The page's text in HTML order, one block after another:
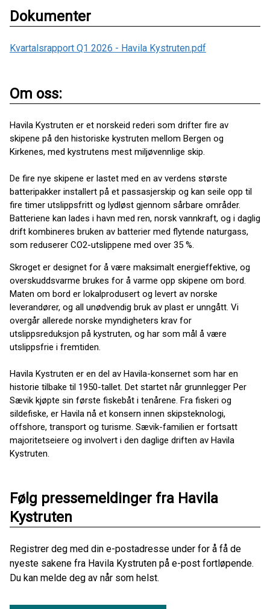
Dokumenter
Kvartalsrapport Q1 2026 - Havila Kystruten.pdf
Om oss:
Havila Kystruten er et norskeid rederi som drifter fire av
skipene på den historiske kystruten mellom Bergen og
Kirkenes, med kystrutens mest miljøvennlige skip.
De fire nye skipene er lastet med en av verdens største
batteripakker installert på et passasjerskip og kan seile opp til
fire timer utslippsfritt og lydløst gjennom sårbare områder.
Batteriene kan lades i havn med ren, norsk vannkraft, og i daglig
drift kombineres bruken av batterier med flytende naturgass,
som reduserer CO2-utslippene med over 35 %.
Skroget er designet for å være maksimalt energieffektive, og
overskuddsvarme brukes for å varme opp skipene om bord.
Maten om bord er lokalprodusert og levert av norske
leverandører, og all unødvendig bruk av plast er unngått. Vi
overgår allerede norske myndigheters krav for
utslippsreduksjon på kystruten, og har som mål å være
utslippsfrie i fremtiden.
Havila Kystruten er en del av Havila-konsernet som har en
historie tilbake til 1950-tallet. Det startet når grunnlegger Per
Sævik kjøpte sin første fiskebåt i tenårene. Fra fiskeri og
sildefiske, er Havila nå et konsern innen skipsteknologi,
offshore, transport og turisme. Sævik-familien er fortsatt
majoritetseiere og involvert i den daglige driften av Havila
Kystruten.
Følg pressemeldinger fra Havila
Kystruten
Registrer deg med din e-postadresse under for å få de
nyeste sakene fra Havila Kystruten på e-post fortløpende.
Du kan melde deg av når som helst.